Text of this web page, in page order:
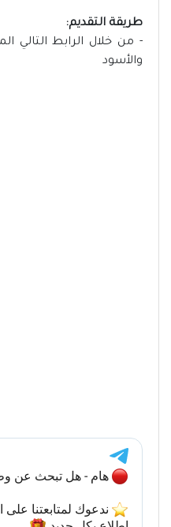
طريقة التقديم:
- من خلال الرابط التالي
والأسود